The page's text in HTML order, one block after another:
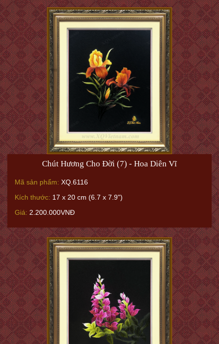
Chút Hương Cho Đời (7) - Hoa Diên Vĩ
Mã sản phẩm: XQ.6116
Kích thước: 17 x 20 cm (6.7 x 7.9")
Giá: 2.200.000VNĐ